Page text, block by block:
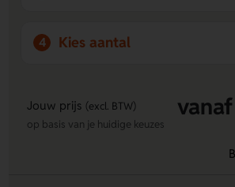
4 Kies aantal
Jouw prijs (excl. BTW)
op basis van je huidige keuzes